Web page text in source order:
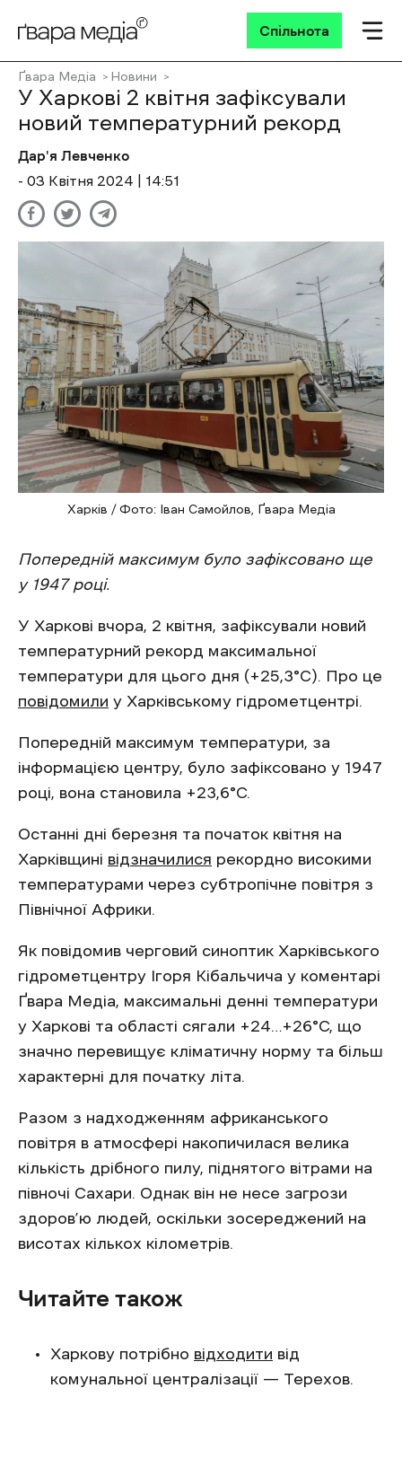
Спільнота
Ґвара Медіа Новини
У Харкові 2 квітня зафіксували
новий температурний рекорд
Дар'я Левченко
- 03 Квітня 2024 | 14:51
Харків / Фото: Іван Самойлов, Ґвара Медіа
Попередній максимум було зафіксовано ще
у 1947 році.
У Харкові вчора, 2 квітня, зафіксували новий
температурний рекорд максимальної
температури для цього дня (+25,3°С). Про це
повідомили у Харківському гідрометцентрі.
Попередній максимум температури, за
інформацією центру, було зафіксовано у 1947
році, вона становила +23,6°С.
Останні дні березня та початок квітня на
Харківщині відзначилися рекордно високими
температурами через субтропічне повітря з
Північної Африки.
Як повідомив черговий синоптик Харківського
гідрометцентру Ігоря Кібальчича у коментарі
Ґвара Медіа, максимальні денні температури
у Харкові та області сягали +24…+26°C, що
значно перевищує кліматичну норму та більш
характерні для початку літа.
Разом з надходженням африканського
повітря в атмосфері накопичилася велика
кількість дрібного пилу, піднятого вітрами на
півночі Сахари. Однак він не несе загрози
здоров’ю людей, оскільки зосереджений на
висотах кількох кілометрів.
Читайте також
Харкову потрібно відходити від
комунальної централізації — Терехов.